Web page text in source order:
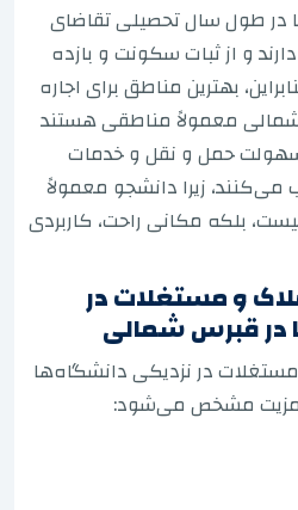
در طول سال تحصیلی تقاضای
و از ثبات سکونت و بازده
بهترین مناطق برای اجاره
معمولاً مناطقی هستند
حمل و نقل و خدمات
می‌کنند، زیرا دانشجو معمولاً
بلکه مکانی راحت، کاربردی
و مستغلات در
در قبرس شمالی
در نزدیکی دانشگاه‌ها
مزیت مشخص می‌شود: